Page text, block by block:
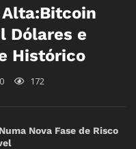
Dólares e
Histórico
0 172
Nova Fase de Risco